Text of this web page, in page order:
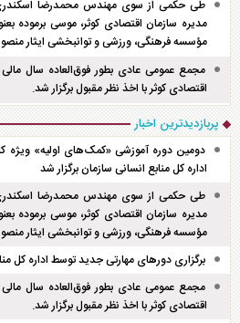
طی حکمی از سوی مهندس محمدرضا
مدیره سازمان اقتصادی کوثر، موسی برموده
مؤسسه فرهنگی، ورزشی و توانبخشی ایثار
اقتصادی کوثر با اخذ نظر مقبول برگزار شد.
پربازدیدترین اخبار
دومین دوره آموزشی «کمک‌های اولیه» ویژه
اداره کل منابع انسانی سازمان برگزار شد
طی حکمی از سوی مهندس محمدرضا
مدیره سازمان اقتصادی کوثر، موسی برموده
مؤسسه فرهنگی، ورزشی و توانبخشی ایثار
برگزاری دور‌های مهارتی جدید توسط اداره کل
اقتصادی کوثر با اخذ نظر مقبول برگزار شد.